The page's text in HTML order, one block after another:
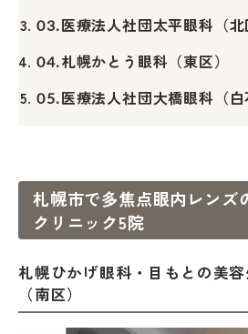
03.医療法人社団太平眼科（北
04.札幌かとう眼科（東区）
05.医療法人社団大橋眼科（白
札幌市で多焦点眼内レンズ
クリニック5院
札幌ひかげ眼科・目もとの美
（南区）